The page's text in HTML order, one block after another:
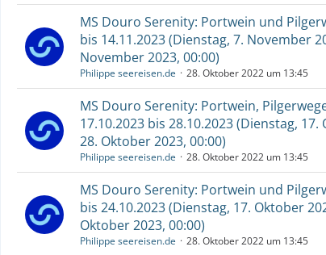
MS Douro Serenity: Portwein und
bis 14.11.2023 (Dienstag, 7. November
November 2023, 00:00)
Philippe seereisen.de 28. Oktober 2022 um 13:45
MS Douro Serenity: Portwein,
17.10.2023 bis 28.10.2023 (Dienstag,
28. Oktober 2023, 00:00)
Philippe seereisen.de 28. Oktober 2022 um 13:45
MS Douro Serenity: Portwein und
bis 24.10.2023 (Dienstag, 17. Oktober
Oktober 2023, 00:00)
Philippe seereisen.de 28. Oktober 2022 um 13:45